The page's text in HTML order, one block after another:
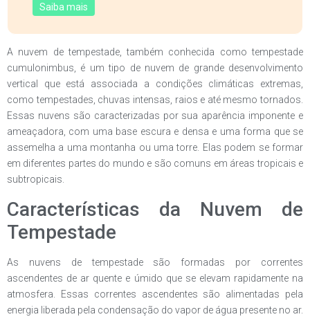
Saiba mais
A nuvem de tempestade, também conhecida como tempestade
cumulonimbus, é um tipo de nuvem de grande desenvolvimento
vertical que está associada a condições climáticas extremas,
como tempestades, chuvas intensas, raios e até mesmo tornados.
Essas nuvens são caracterizadas por sua aparência imponente e
ameaçadora, com uma base escura e densa e uma forma que se
assemelha a uma montanha ou uma torre. Elas podem se formar
em diferentes partes do mundo e são comuns em áreas tropicais e
subtropicais.
Características da Nuvem de
Tempestade
As nuvens de tempestade são formadas por correntes
ascendentes de ar quente e úmido que se elevam rapidamente na
atmosfera. Essas correntes ascendentes são alimentadas pela
energia liberada pela condensação do vapor de água presente no ar.